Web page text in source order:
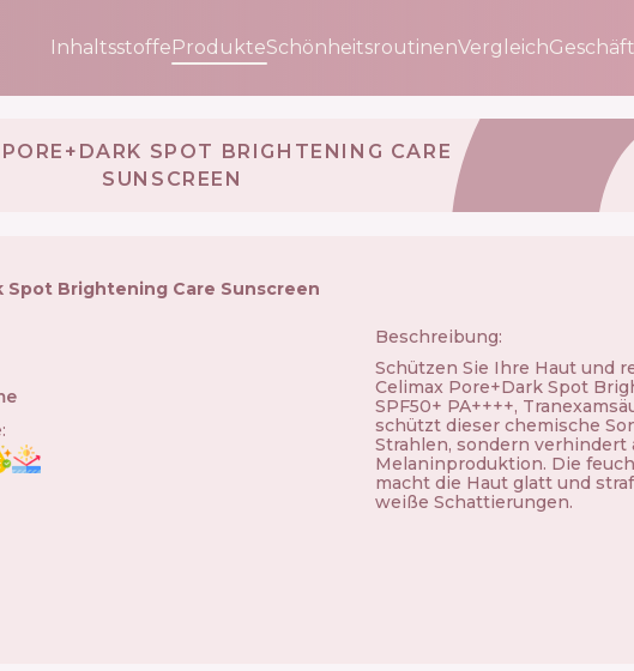
InhaltsstoffeProdukteSchönheitsroutinenVergleich
SPOT BRIGHTENING CARE
SUNSCREEN
Spot Brightening Care Sunscreen
:
Beschreibung:
Schützen Sie Ihre Haut und
Celimax Pore+Dark Spot
SPF50+ PA++++,
schützt dieser chemische
Strahlen, sondern verhindert
Melaninproduktion. Die
macht die Haut glatt und
weiße Schattierungen.